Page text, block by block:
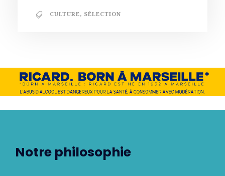
CULTURE, SÉLECTION
Notre philosophie